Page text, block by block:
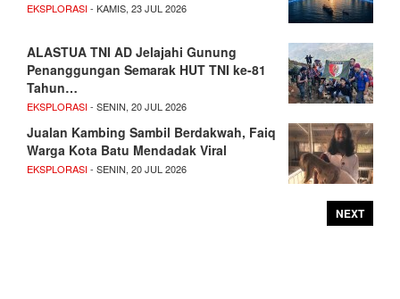
EKSPLORASI- KAMIS, 23 JUL 2026
ALASTUA TNI AD Jelajahi Gunung
Penanggungan Semarak HUT TNI ke-81
Tahun…
EKSPLORASI- SENIN, 20 JUL 2026
Jualan Kambing Sambil Berdakwah, Faiq
Warga Kota Batu Mendadak Viral
EKSPLORASI- SENIN, 20 JUL 2026
NEXT